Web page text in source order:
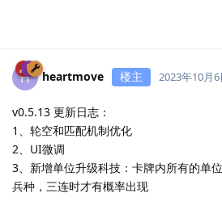
H heartmove 楼主 2023年10月6
v0.5.13 更新日志：
1、轮空和匹配机制优化
2、UI微调
3、新增单位升级科技：卡牌内所有的单
兵种，三连时才有概率出现